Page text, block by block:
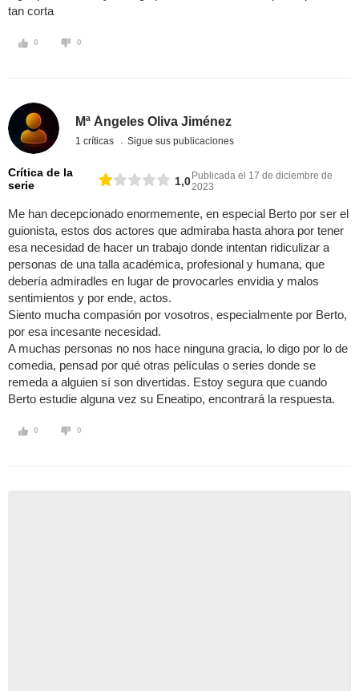
tan corta
0 0
Mª Ángeles Oliva Jiménez
1 críticas Sigue sus publicaciones
Crítica de la
serie
1,0Publicada el 17 de diciembre de
2023
Me han decepcionado enormemente, en especial Berto por ser el
guionista, estos dos actores que admiraba hasta ahora por tener
esa necesidad de hacer un trabajo donde intentan ridiculizar a
personas de una talla académica, profesional y humana, que
debería admiradles en lugar de provocarles envidia y malos
sentimientos y por ende, actos.
Siento mucha compasión por vosotros, especialmente por Berto,
por esa incesante necesidad.
A muchas personas no nos hace ninguna gracia, lo digo por lo de
comedia, pensad por qué otras películas o series donde se
remeda a alguien sí son divertidas. Estoy segura que cuando
Berto estudie alguna vez su Eneatipo, encontrará la respuesta.
0 0